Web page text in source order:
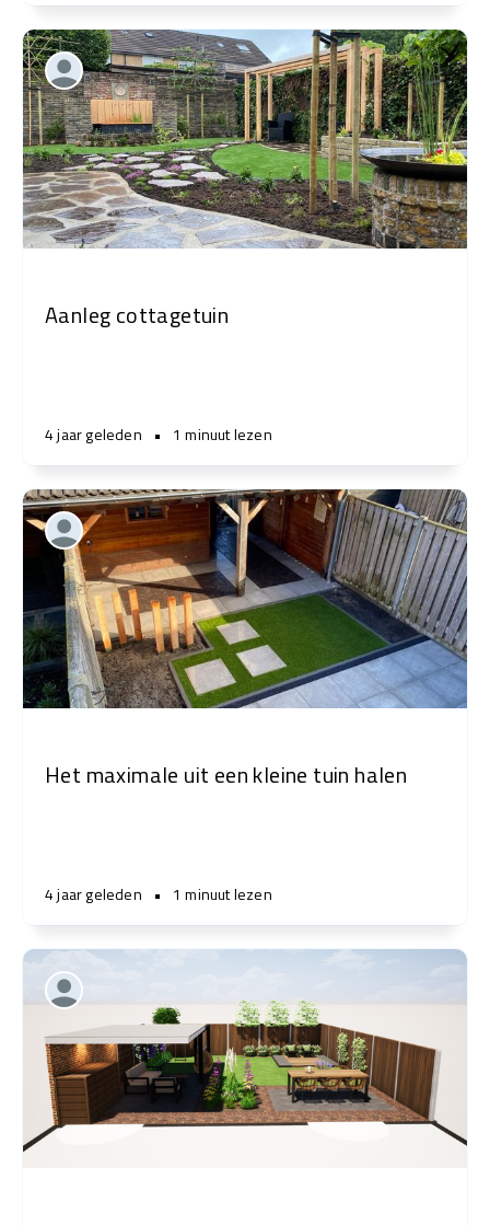
Aanleg cottagetuin
4 jaar geleden • 1 minuut lezen
Het maximale uit een kleine tuin halen
4 jaar geleden • 1 minuut lezen